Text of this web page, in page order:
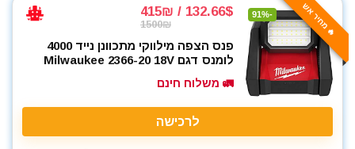
🔥 מחיר אש -91%
132.66$ / 415₪
1500₪
פנס הצפה מילווקי מתכוונן נייד 4000
לומנס דגם Milwaukee 2366-20 18V
🚛 משלוח חינם
לרכישה